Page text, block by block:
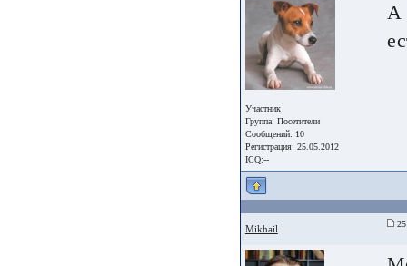
Участник
Группа: Посетители
Сообщений: 10
Регистрация: 25.05.2012
ICQ:--
А
Mikhail 25